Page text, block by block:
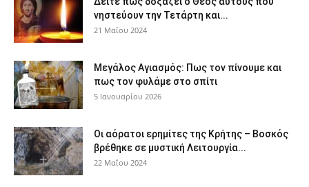
νηστεύουν την Τετάρτη και...
21 Μαΐου 2024
Μεγάλος Αγιασμός: Πως τον πίνουμε και
πως τον φυλάμε στο σπίτι
5 Ιανουαρίου 2026
Οι αόρατοι ερημίτες της Κρήτης – Βοσκός
βρέθηκε σε μυστική Λειτουργία...
22 Μαΐου 2024